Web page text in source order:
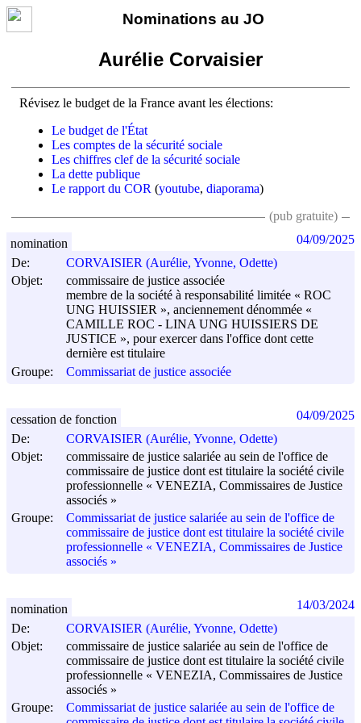
Nominations au JO
Aurélie Corvaisier
Révisez le budget de la France avant les élections:
Le budget de l'État
Les comptes de la sécurité sociale
Les chiffres clef de la sécurité sociale
La dette publique
Le rapport du COR (youtube, diaporama)
(pub gratuite)
De:
CORVAISIER (Aurélie, Yvonne, Odette)
Objet:
commissaire de justice associée
membre de la société à responsabilité limitée « ROC
UNG HUISSIER », anciennement dénommée «
CAMILLE ROC - LINA UNG HUISSIERS DE
JUSTICE », pour exercer dans l'office dont cette
dernière est titulaire
Groupe:
Commissariat de justice associée
nomination 04/09/2025
De:
CORVAISIER (Aurélie, Yvonne, Odette)
Objet:
commissaire de justice salariée au sein de l'office de
commissaire de justice dont est titulaire la société civile
professionnelle « VENEZIA, Commissaires de Justice
associés »
Groupe:
Commissariat de justice salariée au sein de l'office de
commissaire de justice dont est titulaire la société civile
professionnelle « VENEZIA, Commissaires de Justice
associés »
cessation de fonction 04/09/2025
De:
CORVAISIER (Aurélie, Yvonne, Odette)
Objet:
commissaire de justice salariée au sein de l'office de
commissaire de justice dont est titulaire la société civile
professionnelle « VENEZIA, Commissaires de Justice
associés »
Groupe:
Commissariat de justice salariée au sein de l'office de
nomination 14/03/2024